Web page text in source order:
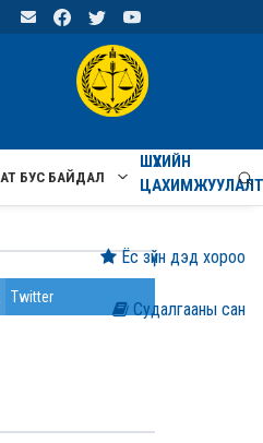
БУС БАЙДАЛ
ШҮҮХИЙН
Twitter
Судалгааны сан
Ёс зүйн дэд хороо